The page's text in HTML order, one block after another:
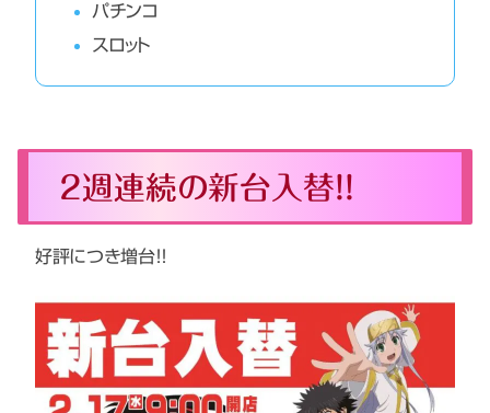
パチンコ
スロット
２週連続の新台入替！！
好評につき増台！！